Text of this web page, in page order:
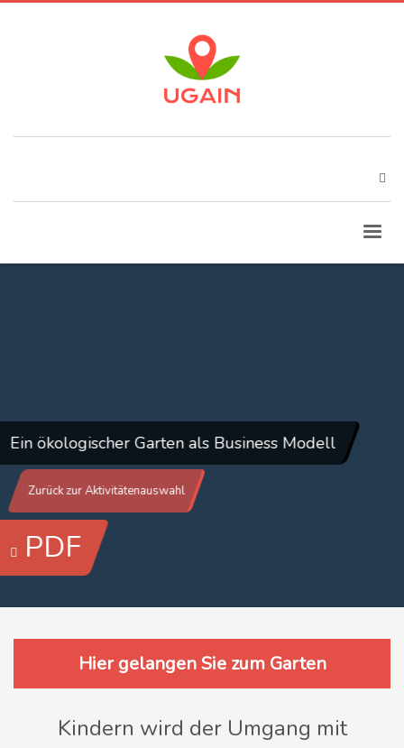
Ein ökologischer Garten als Business Modell
Zurück zur Aktivitätenauswahl
PDF
Hier gelangen Sie zum Garten
Kindern wird der Umgang mit